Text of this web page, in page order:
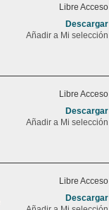
Libre Acceso
Descargar
Añadir a Mi selección
Libre Acceso
Descargar
Añadir a Mi selección
Libre Acceso
Descargar